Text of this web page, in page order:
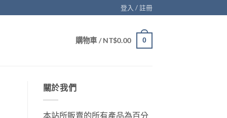
登入 / 註冊
購物車 /NT$0.00 0
關於我們
本站所販賣的所有產品為百分